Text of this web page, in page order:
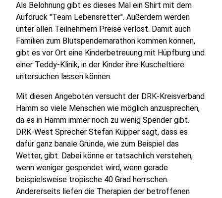
Als Belohnung gibt es dieses Mal ein Shirt mit dem
Aufdruck "Team Lebensretter". Außerdem werden
unter allen Teilnehmern Preise verlost. Damit auch
Familien zum Blutspendemarathon kommen können,
gibt es vor Ort eine Kinderbetreuung mit Hüpfburg und
einer Teddy-Klinik, in der Kinder ihre Kuscheltiere
untersuchen lassen können.
Mit diesen Angeboten versucht der DRK-Kreisverband
Hamm so viele Menschen wie möglich anzusprechen,
da es in Hamm immer noch zu wenig Spender gibt.
DRK-West Sprecher Stefan Küpper sagt, dass es
dafür ganz banale Gründe, wie zum Beispiel das
Wetter, gibt. Dabei könne er tatsächlich verstehen,
wenn weniger gespendet wird, wenn gerade
beispielsweise tropische 40 Grad herrschen.
Andererseits liefen die Therapien der betroffenen